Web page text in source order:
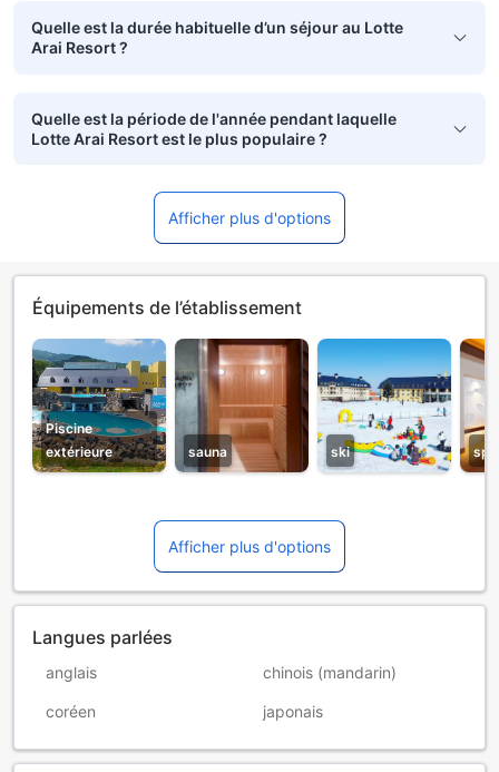
Quelle est la durée habituelle d’un séjour au Lotte
Arai Resort ?
Quelle est la période de l'année pendant laquelle
Lotte Arai Resort est le plus populaire ?
Afficher plus d'options
Équipements de l’établissement
Piscine
extérieure
sauna ski spa
Afficher plus d'options
Langues parlées
anglais chinois (mandarin)
coréen japonais